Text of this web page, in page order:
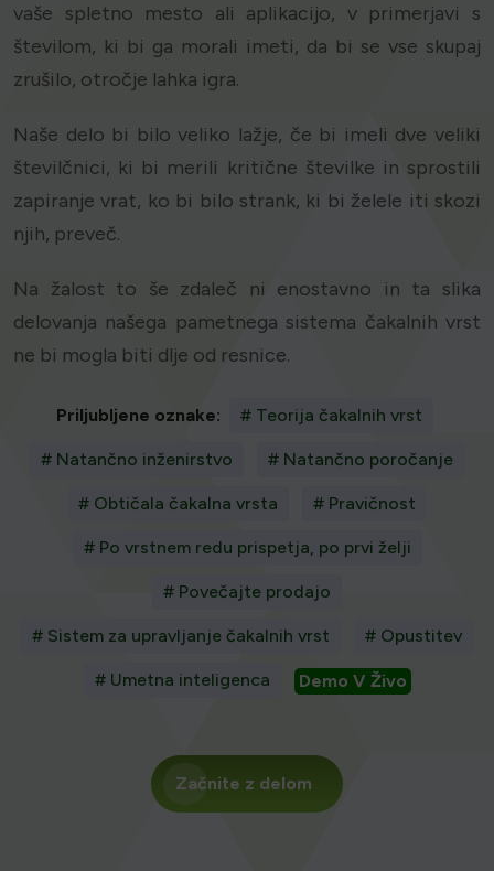
vaše spletno mesto ali aplikacijo, v primerjavi s
številom, ki bi ga morali imeti, da bi se vse skupaj
zrušilo, otročje lahka igra.
Naše delo bi bilo veliko lažje, če bi imeli dve veliki
številčnici, ki bi merili kritične številke in sprostili
zapiranje vrat, ko bi bilo strank, ki bi želele iti skozi
njih, preveč.
Na žalost to še zdaleč ni enostavno in ta slika
delovanja našega pametnega sistema čakalnih vrst
ne bi mogla biti dlje od resnice.
Priljubljene oznake: # Teorija čakalnih vrst
# Natančno inženirstvo # Natančno poročanje
# Obtičala čakalna vrsta # Pravičnost
# Po vrstnem redu prispetja, po prvi želji
# Povečajte prodajo
# Sistem za upravljanje čakalnih vrst # Opustitev
# Umetna inteligenca Demo V Živo
Začnite z delom